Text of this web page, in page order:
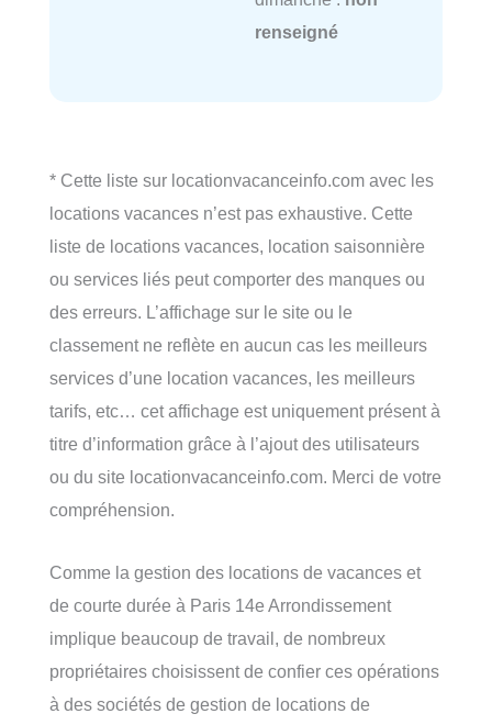
renseigné
* Cette liste sur locationvacanceinfo.com avec les
locations vacances n’est pas exhaustive. Cette
liste de locations vacances, location saisonnière
ou services liés peut comporter des manques ou
des erreurs. L’affichage sur le site ou le
classement ne reflète en aucun cas les meilleurs
services d’une location vacances, les meilleurs
tarifs, etc… cet affichage est uniquement présent à
titre d’information grâce à l’ajout des utilisateurs
ou du site locationvacanceinfo.com. Merci de votre
compréhension.
Comme la gestion des locations de vacances et
de courte durée à Paris 14e Arrondissement
implique beaucoup de travail, de nombreux
propriétaires choisissent de confier ces opérations
à des sociétés de gestion de locations de